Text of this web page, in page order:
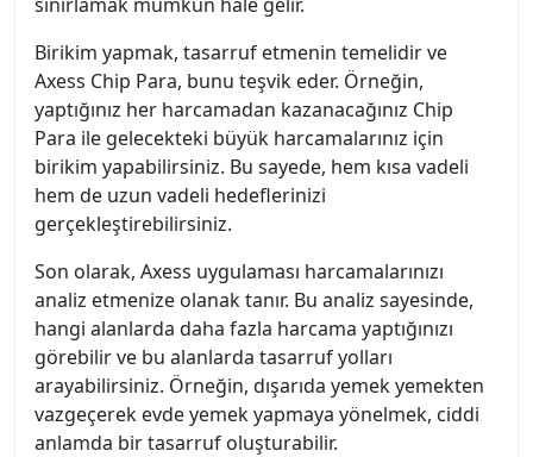
Birikim yapmak, tasarruf etmenin temelidir ve
Axess Chip Para, bunu teşvik eder. Örneğin,
yaptığınız her harcamadan kazanacağınız Chip
Para ile gelecekteki büyük harcamalarınız için
birikim yapabilirsiniz. Bu sayede, hem kısa vadeli
hem de uzun vadeli hedeflerinizi
gerçekleştirebilirsiniz.
Son olarak, Axess uygulaması harcamalarınızı
analiz etmenize olanak tanır. Bu analiz sayesinde,
hangi alanlarda daha fazla harcama yaptığınızı
görebilir ve bu alanlarda tasarruf yolları
arayabilirsiniz. Örneğin, dışarıda yemek yemekten
vazgeçerek evde yemek yapmaya yönelmek, ciddi
anlamda bir tasarruf oluşturabilir.